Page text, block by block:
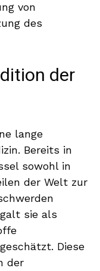
von
des
der
lange
Bereits in
sowohl in
der Welt zur
sie als
Diese
der